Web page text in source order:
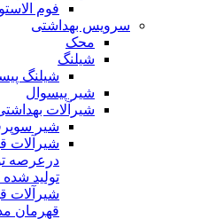
فوم
سرویس بهداشتی
محک
شیلنگ
شیلنگ
شیر پیسوال
شیرآلات
شیر
شیرآلات
درعرصه
شیرآلات
قهرمان